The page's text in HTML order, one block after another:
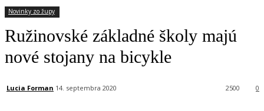
Novinky zo župy
Ružinovské základné školy majú
nové stojany na bicykle
Lucia Forman 14. septembra 2020 0
2500